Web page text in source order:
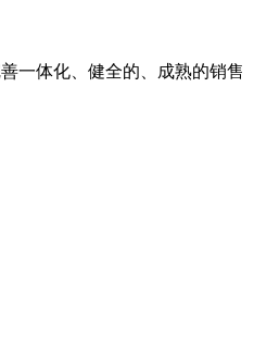
一体化、健全的、成熟的销售